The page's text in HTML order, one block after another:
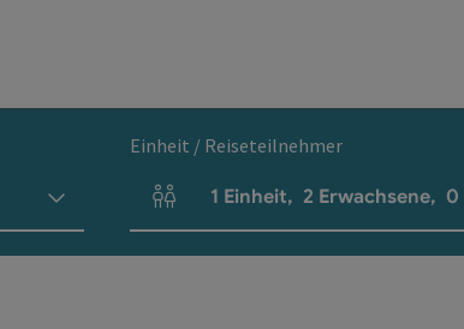
Einheit / Reiseteilnehmer
Einheitenanzahl und Personenfelder
1 Einheit, 2 Erwachsene, 0